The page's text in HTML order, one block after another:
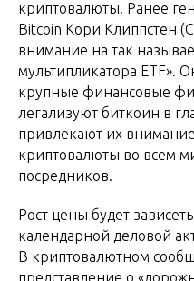
криптовалюты. Ранее
Bitcoin Кори Клиппстен
внимание на так
мультипликатора ETF».
крупные финансовые
легализуют биткоин в
привлекают их
криптовалюты во всем
посредников.
Рост цены будет
календарной деловой
В криптовалютном